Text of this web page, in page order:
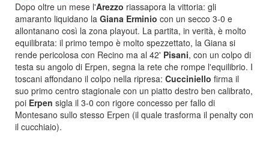
Dopo oltre un mese l'Arezzo riassapora la vittoria: gli
amaranto liquidano la Giana Erminio con un secco 3-0 e
allontanano così la zona playout. La partita, in verità, è molto
equilibrata: il primo tempo è molto spezzettato, la Giana si
rende pericolosa con Recino ma al 42' Pisani, con un colpo di
testa su angolo di Erpen, segna la rete che rompe l'equilibrio. I
toscani affondano il colpo nella ripresa: Cucciniello firma il
suo primo centro stagionale con un piatto destro ben calibrato,
poi Erpen sigla il 3-0 con rigore concesso per fallo di
Montesano sullo stesso Erpen (il quale trasforma il penalty con
il cucchiaio).